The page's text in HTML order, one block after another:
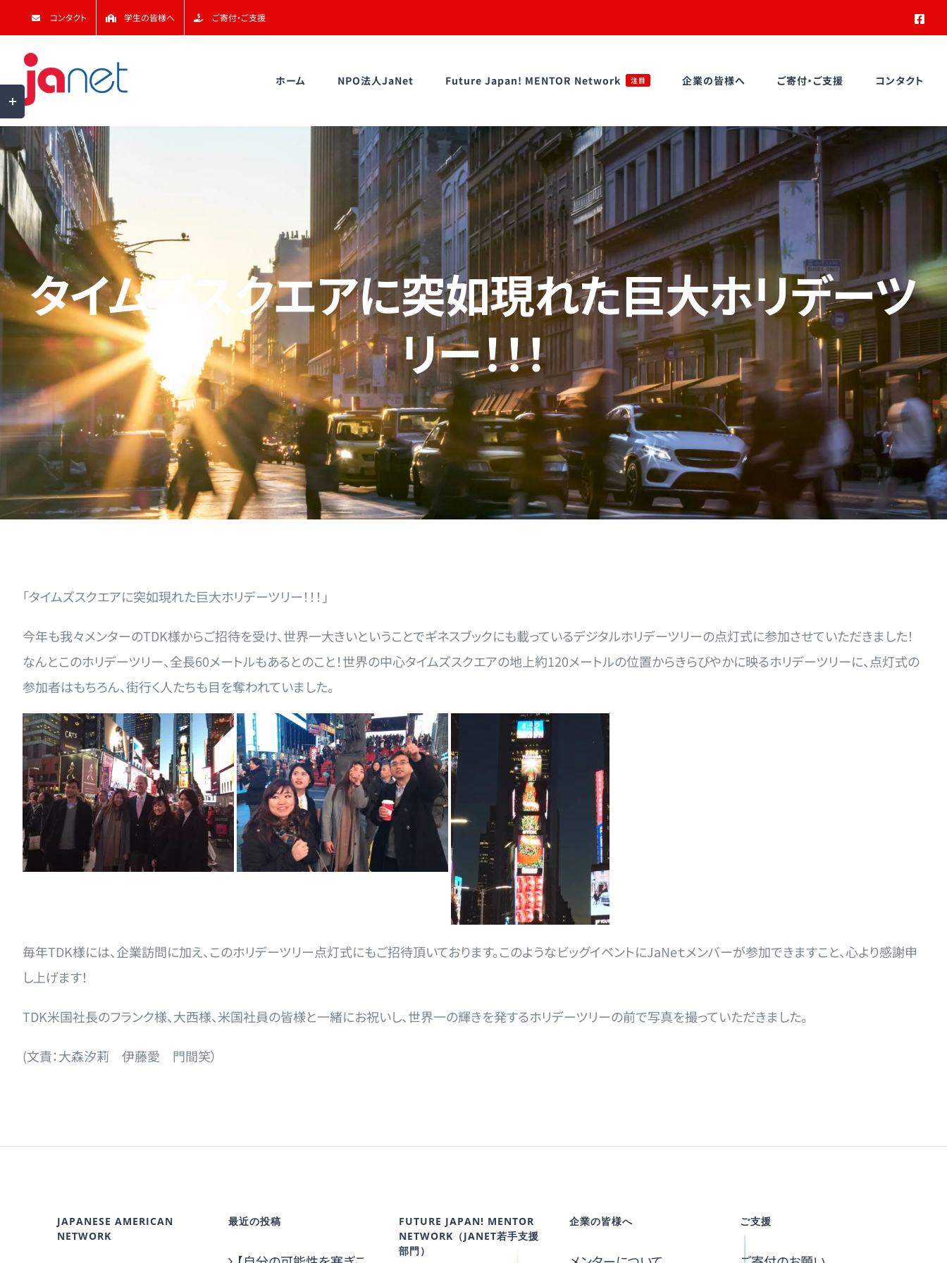
to
content
コンタクト 学生の皆様へ ご寄付・ご支援
ホーム NPO法人JaNet Future Japan! MENTOR Network 注目 企業の皆様へ ご寄付・ご支援 コンタクト
タイムズスクエアに突如現れた巨大ホリデーツ
リー！！！
「タイムズスクエアに突如現れた巨大ホリデーツリー！！！」
今年も我々メンターのTDK様からご招待を受け、世界一大きいということでギネスブックにも載っているデジタルホリデーツリーの点灯式に参加させていただきました！
なんとこのホリデーツリー、全長60メートルもあるとのこと！世界の中心タイムズスクエアの地上約120メートルの位置からきらびやかに映るホリデーツリーに、点灯式の
参加者はもちろん、街行く人たちも目を奪われていました。
毎年TDK様には、企業訪問に加え、このホリデーツリー点灯式にもご招待頂いております。このようなビッグイベントにJaNeｔメンバーが参加できますこと、心より感謝申
し上げます！
TDK米国社長のフランク様、大西様、米国社員の皆様と一緒にお祝いし、世界一の輝きを発するホリデーツリーの前で写真を撮っていただきました。
(文責：大森汐莉 伊藤愛 門間笑）
JAPANESE AMERICAN
NETWORK
最近の投稿
FUTURE JAPAN! MENTOR
NETWORK（JANET若手支援
部門）
企業の皆様へ ご支援
Toggle
Sliding
Bar
Area